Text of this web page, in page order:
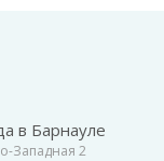
в Барнауле
Западная 2